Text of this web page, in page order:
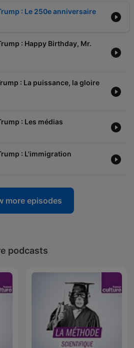
: Le 250e anniversaire
: Happy Birthday, Mr.
: La puissance, la gloire
: Les médias
: L'immigration
more episodes
podcasts